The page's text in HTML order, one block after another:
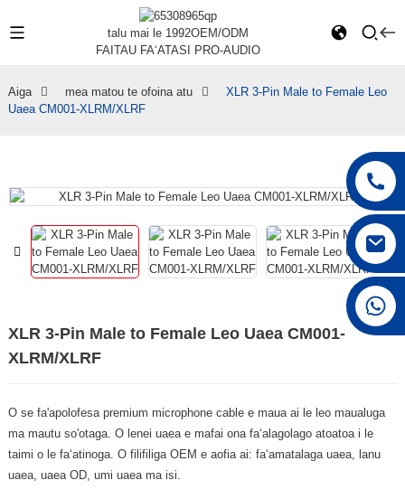
talu mai le 1992OEM/ODM
FAITAU FAʻATASI PRO-AUDIO
Aiga mea matou te ofoina atu
XLR 3-Pin Male to Female Leo
Uaea CM001-XLRM/XLRF
XLR 3-Pin Male to Female Leo Uaea CM001-
XLRM/XLRF
O se fa'apolofesa premium microphone cable e maua ai le leo maualuga
ma mautu so'otaga. O lenei uaea e mafai ona faʻalagolago atoatoa i le
taimi o le faʻatinoga. O filifiliga OEM e aofia ai: faʻamatalaga uaea, lanu
uaea, uaea OD, umi uaea ma isi.